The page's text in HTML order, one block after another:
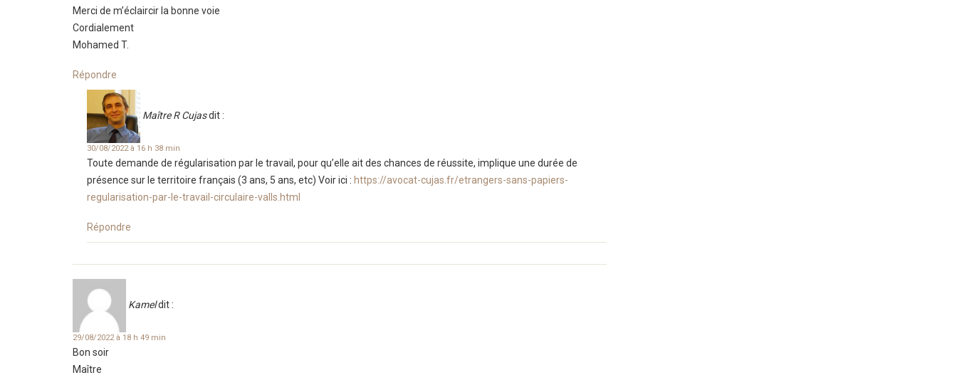
Merci de m’éclaircir la bonne voie
Cordialement
Mohamed T.
Répondre
Maître R Cujasdit :
30/08/2022 à 16 h 38 min
Toute demande de régularisation par le travail, pour qu’elle ait des chances de réussite, implique une durée de
présence sur le territoire français (3 ans, 5 ans, etc) Voir ici : https://avocat-cujas.fr/etrangers-sans-papiers-
regularisation-par-le-travail-circulaire-valls.html
Répondre
Kameldit :
29/08/2022 à 18 h 49 min
Bon soir
Maître